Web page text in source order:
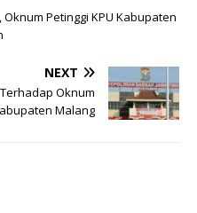
Petinggi KPU Kabupaten
NEXT
Oknum
Malang